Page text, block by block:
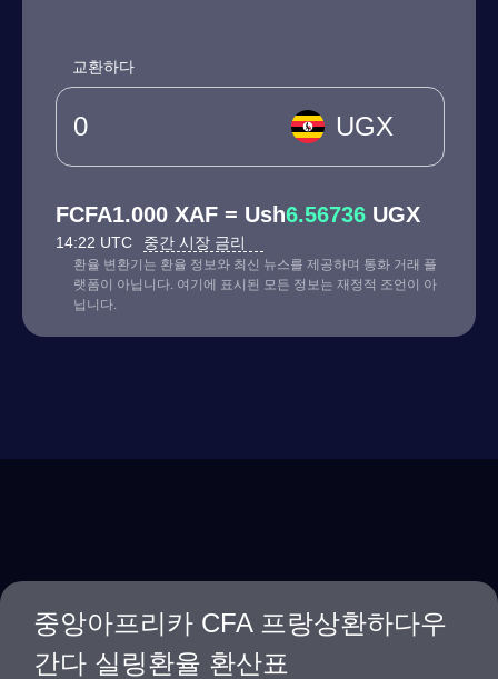
교환하다
UGX
FCFA1.000 XAF = Ush6.56736 UGX
14:22 UTC 중간 시장 금리
환율 변환기는 환율 정보와 최신 뉴스를 제공하며 통화 거래 플
랫폼이 아닙니다. 여기에 표시된 모든 정보는 재정적 조언이 아
닙니다.
중앙아프리카 CFA 프랑상환하다우
간다 실링환율 환산표